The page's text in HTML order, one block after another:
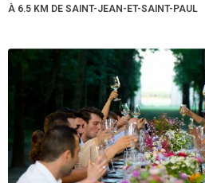
À 6.5 KM DE SAINT-JEAN-ET-SAINT-PAUL